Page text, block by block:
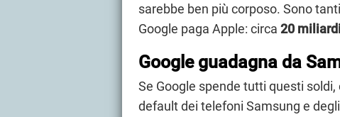
sarebbe ben più corposo. Sono
Google paga Apple: circa 20
Google guadagna da
Se Google spende tutti questi
default dei telefoni Samsung e